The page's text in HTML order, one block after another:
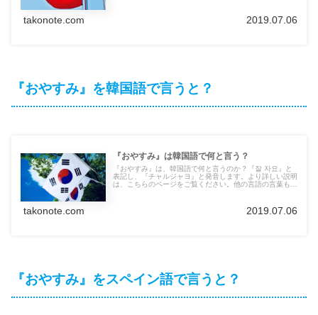
takonote.com 2019.07.06
『おやすみ』を韓国語で言うと？
『おやすみ』は韓国語で何と言う？
『おやすみ』は、韓国語で何と言うのか？『잘 자요』と
表記し、『チャルジャヨ』と発音します。より詳しい説明
は、こちらのページをご覧ください。他の言語の言葉も紹
takonote.com 2019.07.06
『おやすみ』をスペイン語で言うと？